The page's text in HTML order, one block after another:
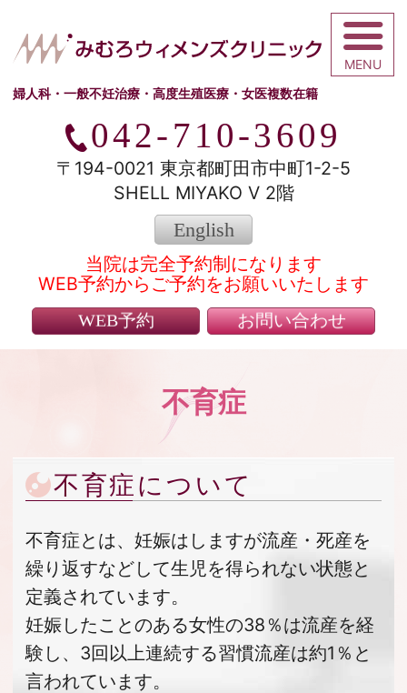
みむろウィメ
婦人科・一般不妊治療・高度生殖医療・女医複数在籍
042-710-3609
〒194-0021 東京都町田市中町1-2-5
SHELL MIYAKO V 2階
English
当院は完全予約制になります
WEB予約からご予約をお願いいたします
WEB予約 お問い合わせ
不育症
不育症について
不育症とは、妊娠はしますが流産・死産を
繰り返すなどして生児を得られない状態と
定義されています。
妊娠したことのある女性の38％は流産を経
験し、3回以上連続する習慣流産は約1％と
言われています。